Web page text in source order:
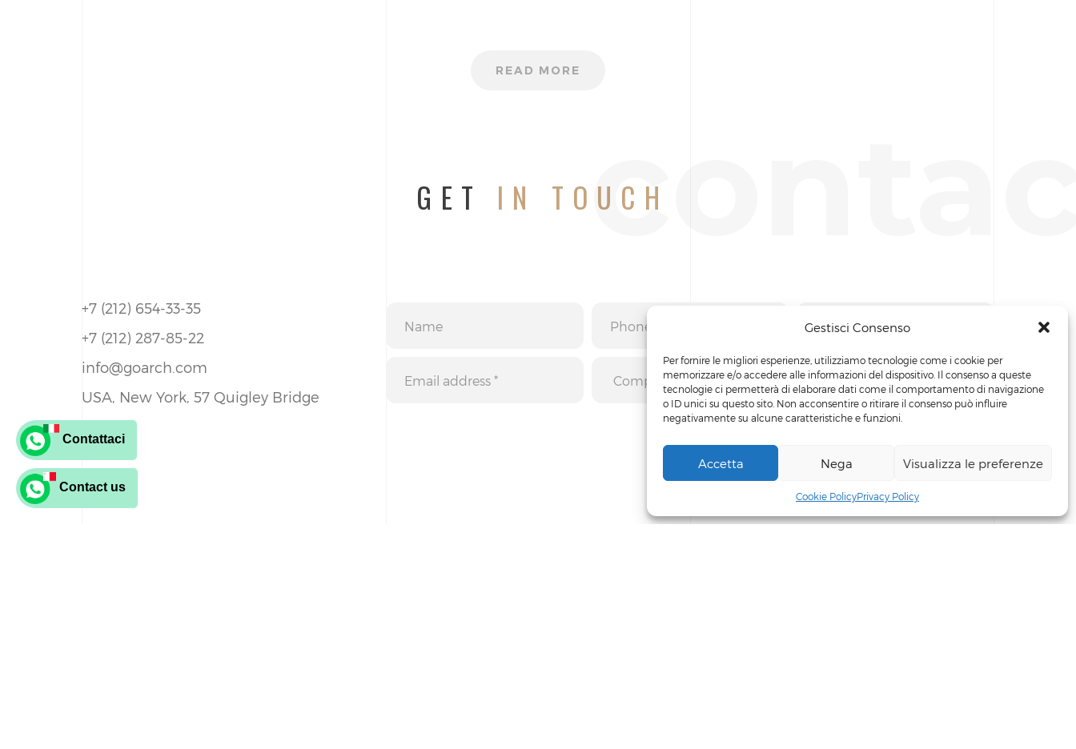
Gestisci Consenso
Per fornire le migliori esperienze, utilizziamo tecnologie come i cookie per
memorizzare e/o accedere alle informazioni del dispositivo. Il consenso a queste
tecnologie ci permetterà di elaborare dati come il comportamento di navigazione
o ID unici su questo sito. Non acconsentire o ritirare il consenso può influire
negativamente su alcune caratteristiche e funzioni.
Accetta Nega Visualizza le preferenze
Cookie PolicyPrivacy Policy
READ MORE
GET IN TOUCH
+7 (212) 654-33-35
+7 (212) 287-85-22
info@goarch.com
USA, New York, 57 Quigley Bridge
+39 3498219481
Contattaci
Contact us